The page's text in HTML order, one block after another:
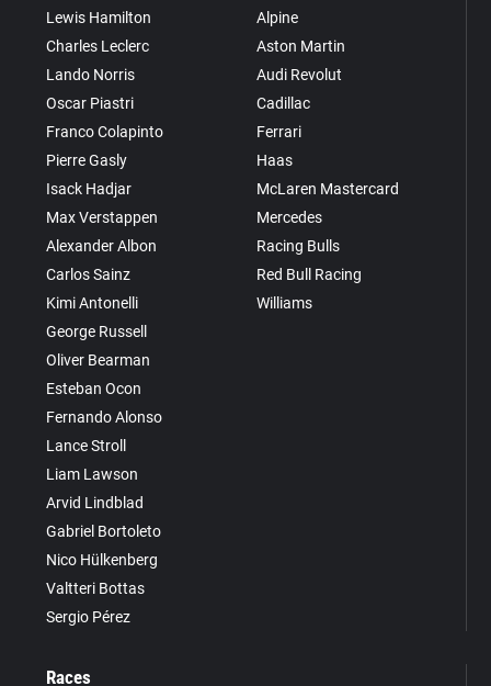
Lewis Hamilton
Charles Leclerc
Lando Norris
Oscar Piastri
Franco Colapinto
Pierre Gasly
Isack Hadjar
Max Verstappen
Alexander Albon
Carlos Sainz
Kimi Antonelli
George Russell
Oliver Bearman
Esteban Ocon
Fernando Alonso
Lance Stroll
Liam Lawson
Arvid Lindblad
Gabriel Bortoleto
Nico Hülkenberg
Valtteri Bottas
Sergio Pérez
Alpine
Aston Martin
Audi Revolut
Cadillac
Ferrari
Haas
McLaren Mastercard
Mercedes
Racing Bulls
Red Bull Racing
Williams
Races